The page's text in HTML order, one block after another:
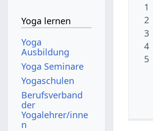
1
2
3
4
5
Yoga lernen
Yoga
Ausbildung
Yoga Seminare
Yogaschulen
Berufsverband
der
Yogalehrer/inne
n